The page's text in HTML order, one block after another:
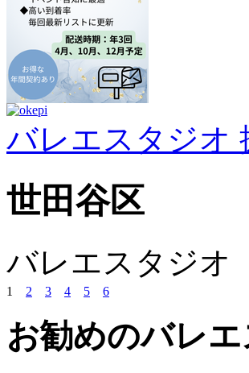
バレエスタジオ
世田谷区
バレエスタジオ
1 2 3 4 5 6
お勧めのバレ